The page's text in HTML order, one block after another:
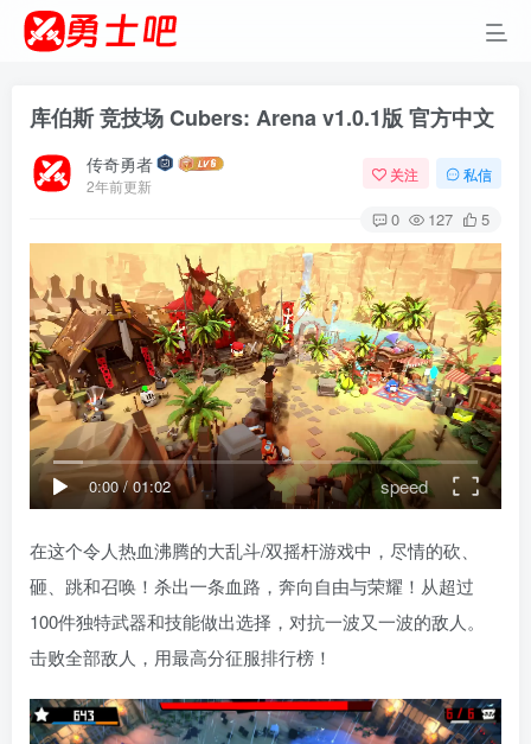
库伯斯 竞技场 Cubers: Arena v1.0.1版 官方中文
传奇勇者
2年前更新
关注 私信
0 127 5
0:00/01:02 speed
在这个令人热血沸腾的大乱斗/双摇杆游戏中，尽情的砍、
砸、跳和召唤！杀出一条血路，奔向自由与荣耀！从超过
100件独特武器和技能做出选择，对抗一波又一波的敌人。
击败全部敌人，用最高分征服排行榜！